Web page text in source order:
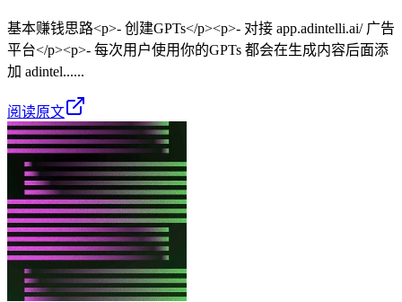
基本赚钱思路<p>- 创建GPTs</p><p>- 对接 app.adintelli.ai/ 广告
平台</p><p>- 每次用户使用你的GPTs 都会在生成内容后面添
加 adintel......
阅读原文